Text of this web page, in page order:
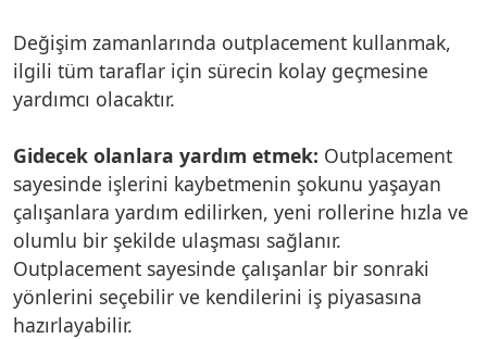
Değişim zamanlarında outplacement kullanmak,
ilgili tüm taraflar için sürecin kolay geçmesine
yardımcı olacaktır.
Gidecek olanlara yardım etmek: Outplacement
sayesinde işlerini kaybetmenin şokunu yaşayan
çalışanlara yardım edilirken, yeni rollerine hızla ve
olumlu bir şekilde ulaşması sağlanır.
Outplacement sayesinde çalışanlar bir sonraki
yönlerini seçebilir ve kendilerini iş piyasasına
hazırlayabilir.